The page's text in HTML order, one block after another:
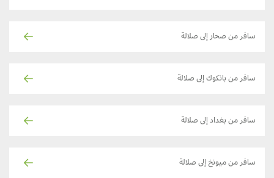
سافر من صحار إلى صلالة
سافر من بانكوك إلى صلالة
سافر من بغداد إلى صلالة
سافر من ميونخ إلى صلالة